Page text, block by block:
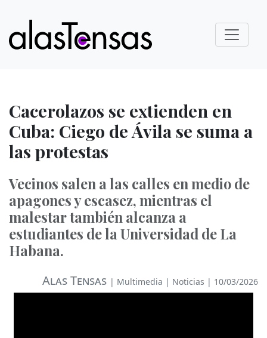
Cacerolazos se extienden en
Cuba: Ciego de Ávila se suma a
las protestas
Vecinos salen a las calles en medio de
apagones y escasez, mientras el
malestar también alcanza a
estudiantes de la Universidad de La
Habana.
Alas Tensas | Multimedia | Noticias | 10/03/2026